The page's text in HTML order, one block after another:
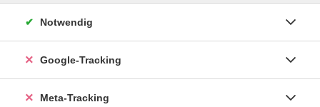
Notwendig
Google-Tracking
Meta-Tracking